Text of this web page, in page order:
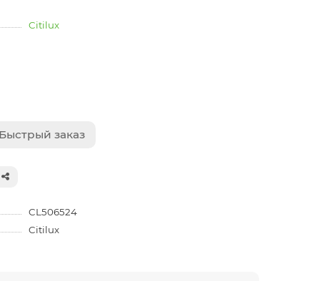
Citilux
Быстрый заказ
CL506524
Citilux